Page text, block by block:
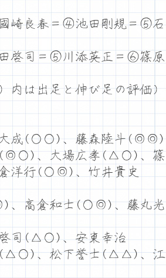
崎良春＝④池田剛規＝⑤石
啓司＝⑤川添英正＝⑥篠原
内は出足と伸び足の評価）
大成(○○)、藤森陸斗(◎◎)
(◎○)、大場広孝(△○)、篠
洋行(○◎)、竹井貴史
、高倉和士(○◎)、藤丸光
司(△○)、安東幸治
、松下誉士(△△)、江